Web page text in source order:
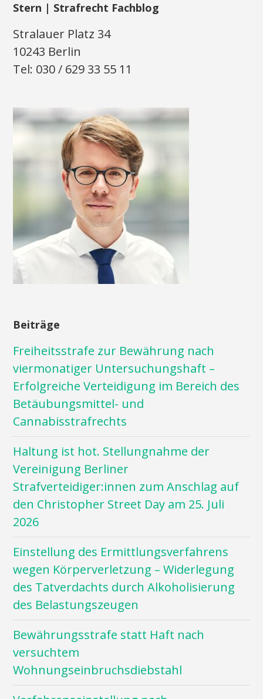
Stern | Strafrecht Fachblog
Stralauer Platz 34
10243 Berlin
Tel: 030 / 629 33 55 11
Beiträge
Freiheitsstrafe zur Bewährung nach
viermonatiger Untersuchungshaft –
Erfolgreiche Verteidigung im Bereich des
Betäubungsmittel- und
Cannabisstrafrechts
Haltung ist hot. Stellungnahme der
Vereinigung Berliner
Strafverteidiger:innen zum Anschlag auf
den Christopher Street Day am 25. Juli
2026
Einstellung des Ermittlungsverfahrens
wegen Körperverletzung – Widerlegung
des Tatverdachts durch Alkoholisierung
des Belastungszeugen
Bewährungsstrafe statt Haft nach
versuchtem
Wohnungseinbruchsdiebstahl